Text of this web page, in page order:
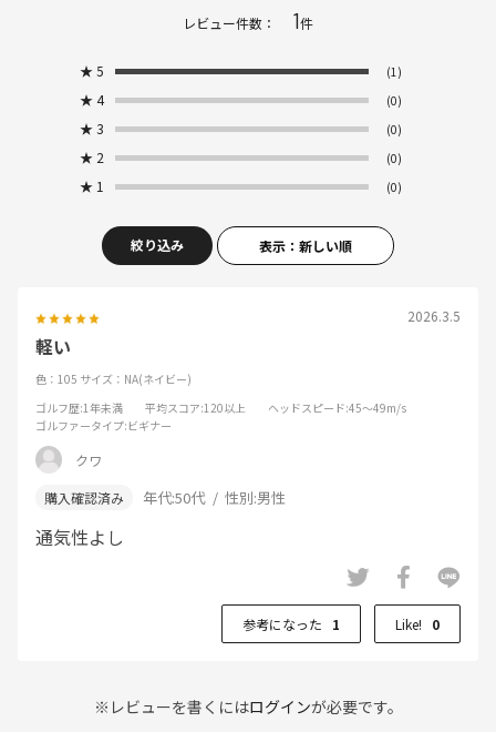
レビュー件数： 1件
★ 5 (1)
★ 4 (0)
★ 3 (0)
★ 2 (0)
★ 1 (0)
絞り込み 表示：新しい順
2026.3.5
軽い
色：105 サイズ：NA(ネイビー)
ゴルフ歴:1年未満 平均スコア:120以上 ヘッドスピード:45～49m/s
ゴルファータイプ:ビギナー
クワ
年代:50代 性別:男性
通気性よし
参考になった 1 Like! 0
※レビューを書くにはログインが必要です。